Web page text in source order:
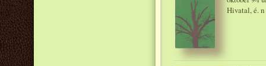
Hivatal, é. n